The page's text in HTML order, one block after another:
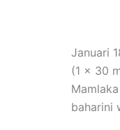
Januari
(1 x 30
baharini